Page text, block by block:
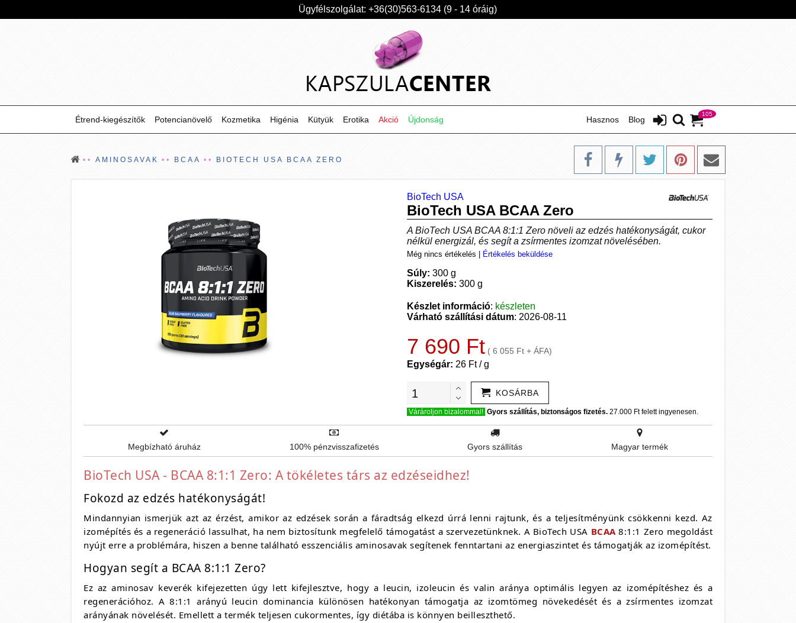
Ügyfélszolgálat: +36(30)563-6134 (9 - 14 óráig)
105
Étrend-kiegészítők Blog
Potencianövelő Hasznos
Kozmetika Higénia Kütyük Erotika Akció Újdonság
AMINOSAVAK BCAA BIOTECH USA BCAA ZERO
BioTech USA
BioTech USA BCAA Zero
A BioTech USA BCAA 8:1:1 Zero növeli az edzés hatékonyságát, cukor
nélkül energizál, és segít a zsírmentes izomzat növelésében.
Még nincs értékelés Értékelés beküldése
Súly: 300 g
Kiszerelés: 300 g
Készlet információ: készleten
Várható szállítási dátum: 2026-08-11
7 690 Ft ( 6 055 Ft + ÁFA)
Egységár: 26 Ft / g
KOSÁRBA
Várároljon bizalommal! Gyors szállítás, biztonságos fizetés. 27.000 Ft felett ingyenesen.
Megbízható áruház 100% pénzvisszafizetés Gyors szállítás Magyar termék
BioTech USA - BCAA 8:1:1 Zero: A tökéletes társ az edzéseidhez!
Fokozd az edzés hatékonyságát!
Mindannyian ismerjük azt az érzést, amikor az edzések során a fáradtság elkezd úrrá lenni rajtunk, és a teljesítményünk csökkenni kezd. Az
izomépítés és a regeneráció lassulhat, ha nem biztosítunk megfelelő támogatást a szervezetünknek. A BioTech USA BCAA8:1:1 Zero megoldást
nyújt erre a problémára, hiszen a benne található esszenciális aminosavak segítenek fenntartani az energiaszintet és támogatják az izomépítést.
Hogyan segít a BCAA 8:1:1 Zero?
Ez az aminosav keverék kifejezetten úgy lett kifejlesztve, hogy a leucin, izoleucin és valin aránya optimális legyen az izomépítéshez és a
regenerációhoz. A 8:1:1 arányú leucin dominancia különösen hatékonyan támogatja az izomtömeg növekedését és a zsírmentes izomzat
arányának növelését. Emellett a termék teljesen cukormentes, így diétába is könnyen beilleszthető.